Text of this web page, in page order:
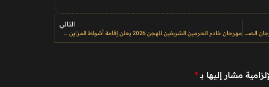
تتويج 12 صقارًا بكؤوس الملك عبدالعزيز في «الملواح» ضمن مهرجان الصقور 2025 بمشاركة دولية واسعة
التالي
مهرجان خادم الحرمين الشريفين للهجن 2026 يعلن إقامة أشواط المزاين ضمن الفعاليات المصاحبة
مشار إليها بـ *